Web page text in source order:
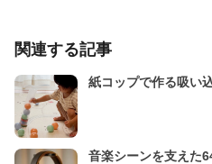
関連する記事
紙コップで作る吸い
音楽シーンを支えた